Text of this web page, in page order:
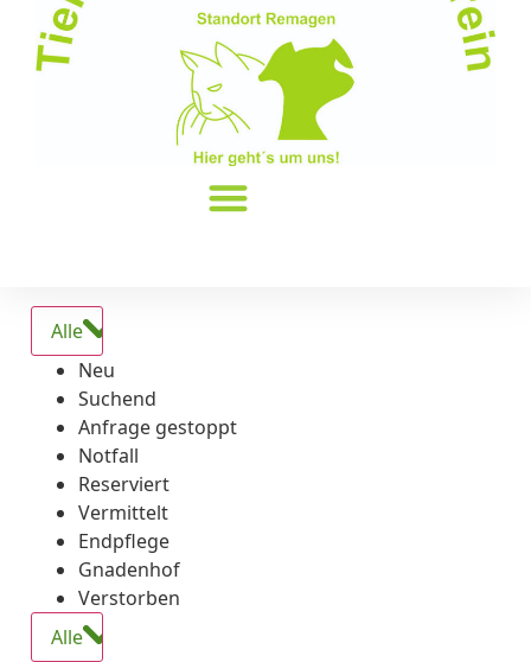
Alle
Neu
Suchend
Anfrage gestoppt
Notfall
Reserviert
Vermittelt
Endpflege
Gnadenhof
Verstorben
Alle